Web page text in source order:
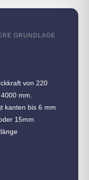
GRUNDLAGE
von 220
mm.
kanten bis 6 mm
15mm